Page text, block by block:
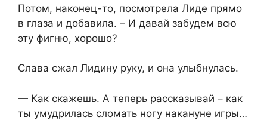
Потом, наконец-то, посмотрела Лиде прямо
в глаза и добавила. – И давай забудем всю
эту фигню, хорошо?
Слава сжал Лидину руку, и она улыбнулась.
— Как скажешь. А теперь рассказывай – как
ты умудрилась сломать ногу накануне игры…